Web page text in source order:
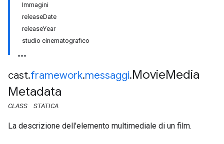
Immagini
releaseDate
releaseYear
studio cinematografico
cast.framework.messaggi.MovieMedia
Metadata
CLASS STATICA
La descrizione dell'elemento multimediale di un film.